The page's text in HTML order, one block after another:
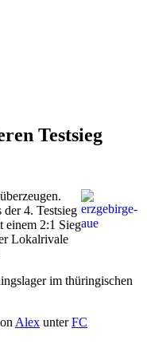
Testsieg
4. Testsieg
einem 2:1 Sieg
Lokalrivale
im thüringischen
Alex unterFC